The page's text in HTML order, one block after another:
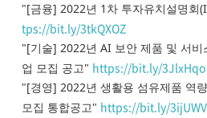
"[금융] 2022년 1차 투자유치설명회
tps://bit.ly/3tkQXOZ
"[기술] 2022년 AI 보안 제품 및 서비
업 모집 공고" https://bit.ly/3JlxHqo
"[경영] 2022년 생활용 섬유제품 역
모집 통합공고" https://bit.ly/